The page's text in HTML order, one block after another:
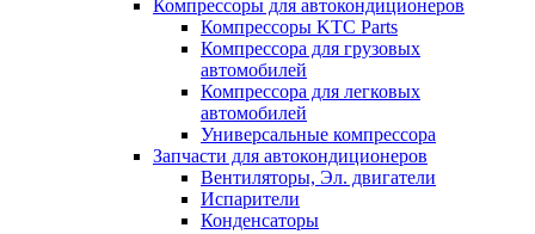
Компрессоры для автокондиционеров
Компрессоры KTC Parts
Компрессора для грузовых
автомобилей
Компрессора для легковых
автомобилей
Универсальные компрессора
Запчасти для автокондиционеров
Вентиляторы, Эл. двигатели
Испарители
Конденсаторы